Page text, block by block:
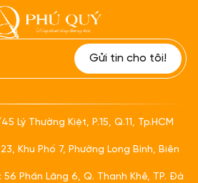
Lý Thường Kiệt, P.15, Q.11, Tp.HCM
Khu Phố 7, Phường Long Bình, Biên
Phần Lăng 6, Q. Thanh Khê, TP. Đà